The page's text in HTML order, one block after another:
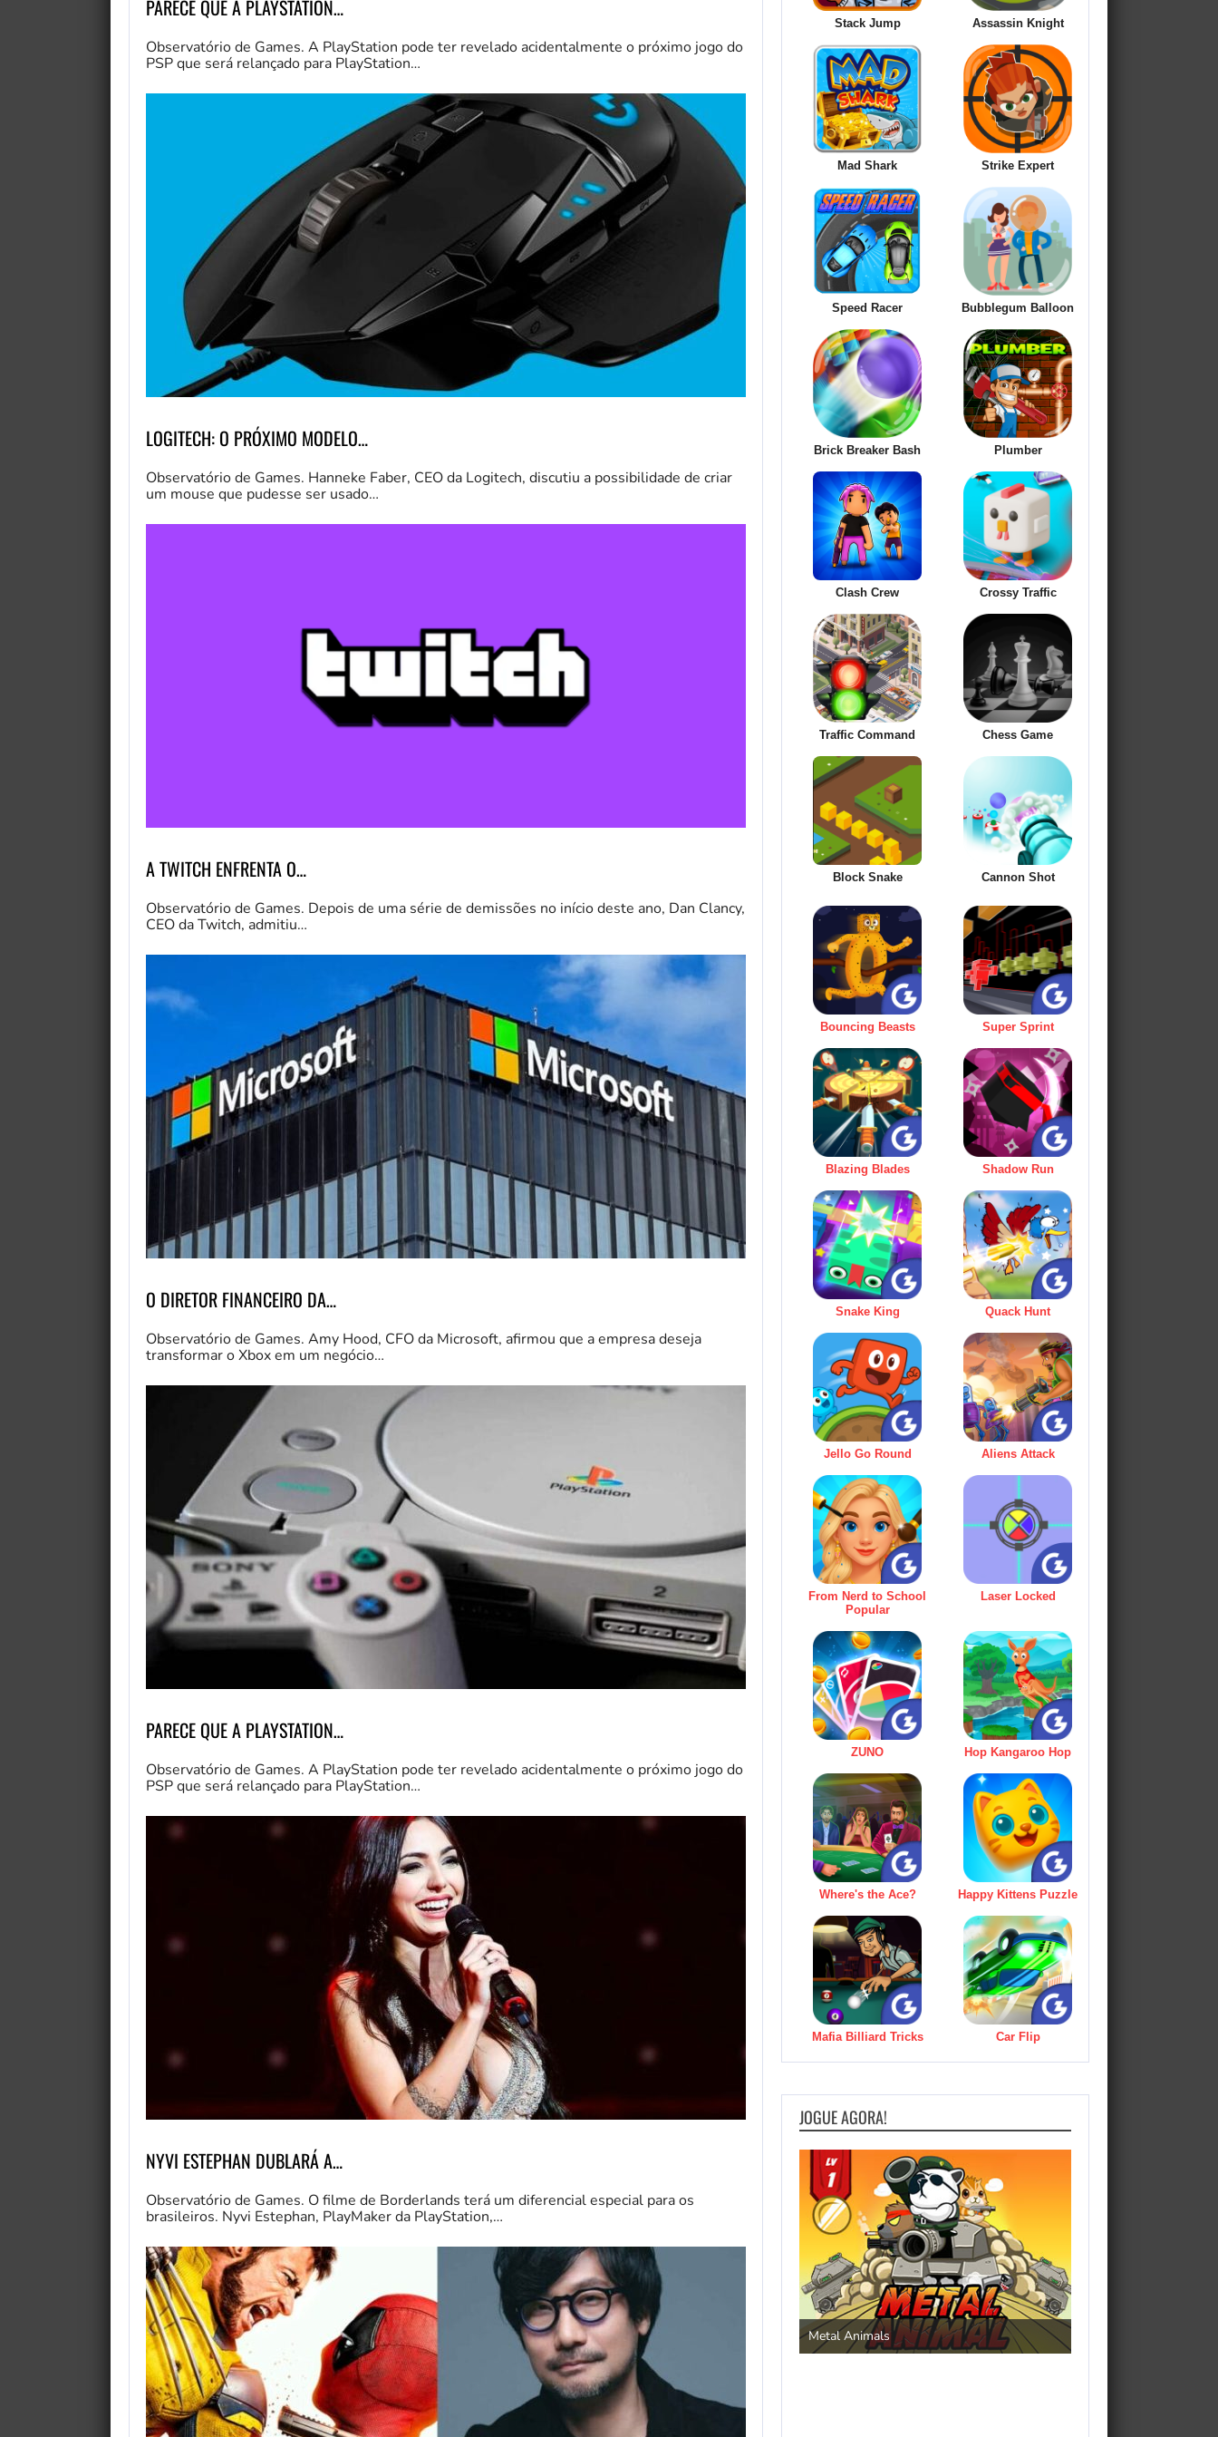
PARECE QUE A PLAYSTATION…
Observatório de Games. A PlayStation pode ter revelado acidentalmente o próximo jogo do
PSP que será relançado para PlayStation…
LOGITECH: O PRÓXIMO MODELO…
Observatório de Games. Hanneke Faber, CEO da Logitech, discutiu a possibilidade de criar
um mouse que pudesse ser usado…
A TWITCH ENFRENTA O…
Observatório de Games. Depois de uma série de demissões no início deste ano, Dan Clancy,
CEO da Twitch, admitiu…
O DIRETOR FINANCEIRO DA…
Observatório de Games. Amy Hood, CFO da Microsoft, afirmou que a empresa deseja
transformar o Xbox em um negócio…
PARECE QUE A PLAYSTATION…
Observatório de Games. A PlayStation pode ter revelado acidentalmente o próximo jogo do
PSP que será relançado para PlayStation…
NYVI ESTEPHAN DUBLARÁ A…
Observatório de Games. O filme de Borderlands terá um diferencial especial para os
brasileiros. Nyvi Estephan, PlayMaker da PlayStation,…
Stack Jump Assassin Knight
Mad Shark Strike Expert
Speed Racer Bubblegum Balloon
Brick Breaker Bash Plumber
Clash Crew Crossy Traffic
Traffic Command Chess Game
Block Snake Cannon Shot
Bouncing Beasts Super Sprint
Blazing Blades Shadow Run
Snake King Quack Hunt
Jello Go Round Aliens Attack
From Nerd to School
Popular
Laser Locked
ZUNO Hop Kangaroo Hop
Where's the Ace? Happy Kittens Puzzle
Mafia Billiard Tricks Car Flip
JOGUE AGORA!
My Fairytale Griffin
Jogos de Aventura
Metal Animals